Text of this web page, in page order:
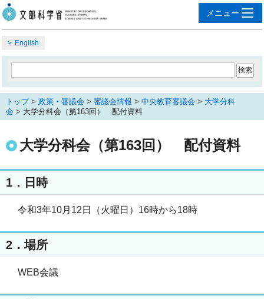
English
トップ> 政策・審議会 > 審議会情報 > 中央教育審議会 > 大学分科
会 > 大学分科会（第163回） 配付資料
大学分科会（第163回） 配付資料
1．日時
令和3年10月12日（火曜日）16時から18時
2．場所
WEB会議